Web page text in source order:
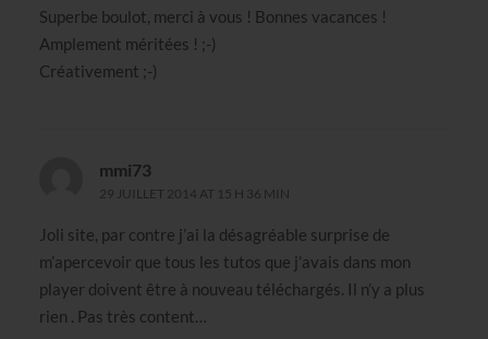
Superbe boulot, merci à vous ! Bonnes vacances !
Amplement méritées ! ;-)
Créativement ;-)
mmi73
29 JUILLET 2014 AT 15 H 36 MIN
Joli site, par contre j’ai la désagréable surprise de
m’apercevoir que tous les tutos que j’avais dans mon
player doivent être à nouveau téléchargés. Il n’y a plus
rien . Pas très content…